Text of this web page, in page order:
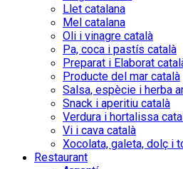
Llet catalana
Mel catalana
Oli i vinagre català
Pa, coca i pastís català
Preparat i Elaborat
Producte del mar català
Salsa, espècie i herba
Snack i aperitiu català
Verdura i hortalissa
Vi i cava català
Xocolata, galeta, dolç i
Restaurant